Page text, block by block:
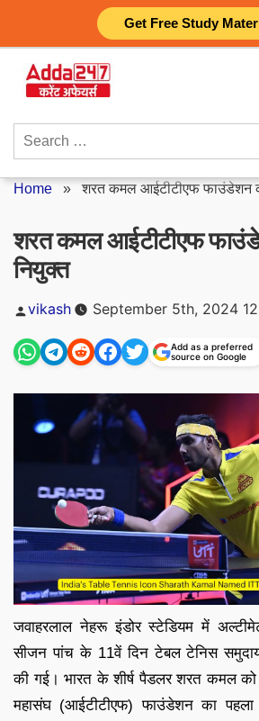
Get Free Study
content
Search
Home »शरत कमल आईटीटीएफ फाउंडेशन
शरत कमल आईटीटीएफ
नियुक्त
Posted
vikash September 5th, 2024
Add as a preferred
source on Google
जवाहरलाल नेहरू इंडोर स्टेडियम में
सीजन पांच के 11वें दिन टेबल टेनिस समुदाय
की गई। भारत के शीर्ष पैडलर शरत कमल को
महासंघ (आईटीटीएफ) फाउंडेशन का पहला